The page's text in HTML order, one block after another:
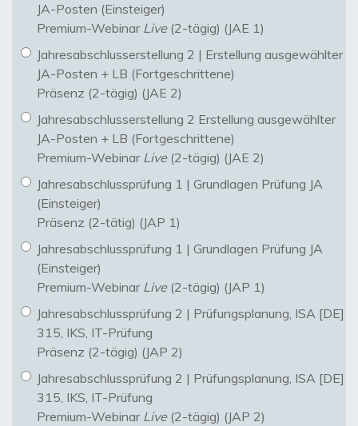
JA-Posten (Einsteiger)
Premium-Webinar Live (2-tägig) (JAE 1)
Jahresabschlusserstellung 2 | Erstellung ausgewählter
JA-Posten + LB (Fortgeschrittene)
Präsenz (2-tägig) (JAE 2)
Jahresabschlusserstellung 2 Erstellung ausgewählter
JA-Posten + LB (Fortgeschrittene)
Premium-Webinar Live (2-tägig) (JAE 2)
Jahresabschlussprüfung 1 | Grundlagen Prüfung JA
(Einsteiger)
Präsenz (2-tätig) (JAP 1)
Jahresabschlussprüfung 1 | Grundlagen Prüfung JA
(Einsteiger)
Premium-Webinar Live (2-tägig) (JAP 1)
Jahresabschlussprüfung 2 | Prüfungsplanung, ISA [DE]
315, IKS, IT-Prüfung
Präsenz (2-tägig) (JAP 2)
Jahresabschlussprüfung 2 | Prüfungsplanung, ISA [DE]
315, IKS, IT-Prüfung
Premium-Webinar Live (2-tägig) (JAP 2)